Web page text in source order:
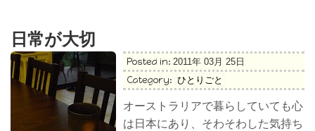
日常が大切
Posted in: 2011年 03月 25日
Category: ひとりごと
オーストラリアで暮らしていても心
は日本にあり、そわそわした気持ち